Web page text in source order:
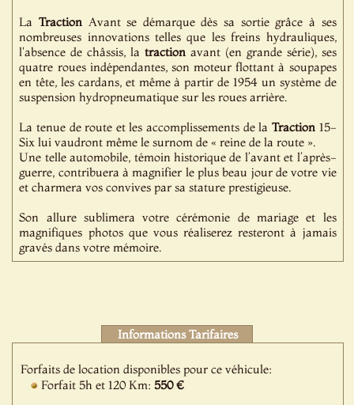
LaTraction Avant se démarque dès sa sortie grâce à ses
nombreuses innovations telles que les freins hydrauliques,
l'absence de châssis, latraction avant (en grande série), ses
quatre roues indépendantes, son moteur flottant à soupapes
en tête, les cardans, et même à partir de 1954 un système de
suspension hydropneumatique sur les roues arrière.
La tenue de route et les accomplissements de la Traction15-
Six lui vaudront même le surnom de « reine de la route ».
Une telle automobile, témoin historique de l’avant et l’après-
guerre, contribuera à magnifier le plus beau jour de votre vie
et charmera vos convives par sa stature prestigieuse.
Son allure sublimera votre cérémonie de mariage et les
magnifiques photos que vous réaliserez resteront à jamais
gravés dans votre mémoire.
Informations Tarifaires
Forfaits de location disponibles pour ce véhicule:
Forfait 5h et 120 Km:550 €